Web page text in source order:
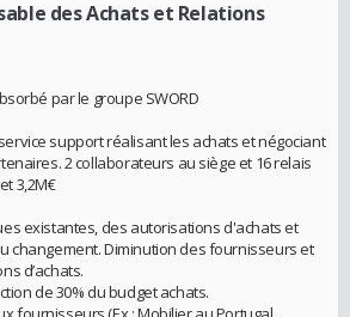
des Achats et Relations
par le groupe SWORD
support réalisant les achats et négociant
2 collaborateurs au siège et 16 relais
3,2M€
existantes, des autorisations d'achats et
changement. Diminution des fournisseurs et
d’achats.
de 30% du budget achats.